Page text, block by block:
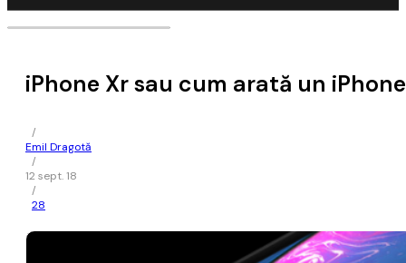
iPhone Xr sau cum arată un
/
Emil Dragotă
/
12 sept. 18
/
28